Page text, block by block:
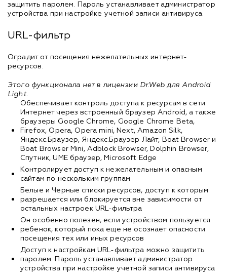
защитить паролем. Пароль устанавливает администратор
устройства при настройке учетной записи антивируса.
URL-фильтр
Оградит от посещения нежелательных интернет-
ресурсов.
Этого функционала нет в лицензии Dr.Web для Android
Light.
Обеспечивает контроль доступа к ресурсам в сети
Интернет через встроенный браузер Android, а также
браузеры Google Chrome, Google Chrome Beta,
Firefox, Opera, Opera mini, Next, Amazon Silk,
Яндекс.Браузер, Яндекс.Браузер Лайт, Boat Browser и
Boat Browser Mini, Adblock Browser, Dolphin Browser,
Спутник, UME браузер, Microsoft Edge
Контролирует доступ к нежелательным и опасным
сайтам по нескольким группам
Белые и Черные списки ресурсов, доступ к которым
разрешается или блокируется вне зависимости от
остальных настроек URL-фильтра
Он особенно полезен, если устройством пользуется
ребенок, который пока еще не осознает опасности
посещения тех или иных ресурсов
Доступ к настройкам URL-фильтра можно защитить
паролем. Пароль устанавливает администратор
устройства при настройке учетной записи антивируса